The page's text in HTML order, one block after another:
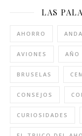
LAS
AHORRO
AVIONES AÑO
BRUSELAS
CONSEJOS
CURIOSIDADES